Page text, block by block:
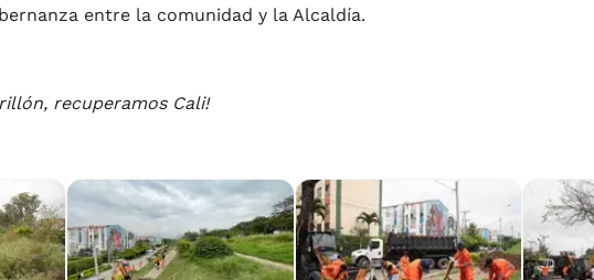
entre la comunidad y la Alcaldía.
recuperamos Cali!